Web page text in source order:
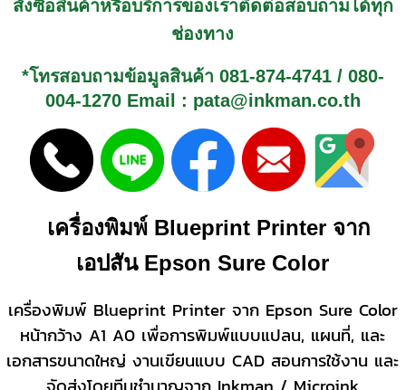
สั่งซื้อสินค้าหรือบริการของเราติดต่อสอบถามได้ทุก
ช่องทาง
*โทรสอบถามข้อมูลสินค้า 081-874-4741/ 080-
004-1270Email : pata@inkman.co.th
เครื่องพิมพ์ Blueprint Printer จาก
เอปสัน Epson Sure Color
เครื่องพิมพ์ Blueprint Printer จาก Epson Sure Color
หน้ากว้าง A1 A0 เพื่อการพิมพ์แบบแปลน, แผนที่, และ
เอกสารขนาดใหญ่ งานเขียนแบบ CAD สอนการใช้งาน และ